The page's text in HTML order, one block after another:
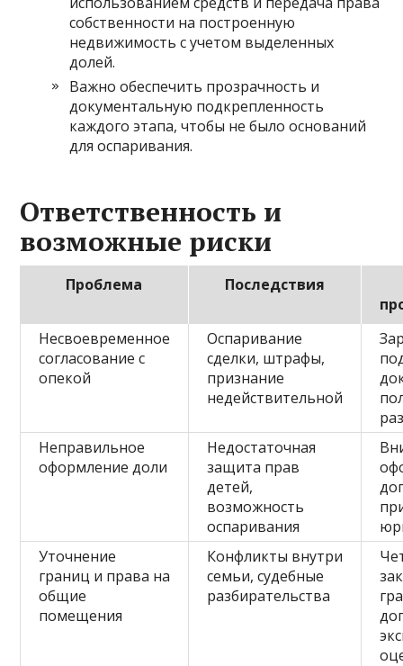
собственности на построенную
недвижимость с учетом выделенных
долей.
Важно обеспечить прозрачность и
документальную подкрепленность
каждого этапа, чтобы не было оснований
для оспаривания.
Ответственность и
возможные риски
Проблема
Последствия
Несвоевременное
согласование с
опекой
Оспаривание
сделки, штрафы,
признание
недействительной
Неправильное
оформление доли
Недостаточная
защита прав
детей,
возможность
оспаривания
Уточнение
границ и права на
общие
помещения
Конфликты внутри
семьи, судебные
разбирательства